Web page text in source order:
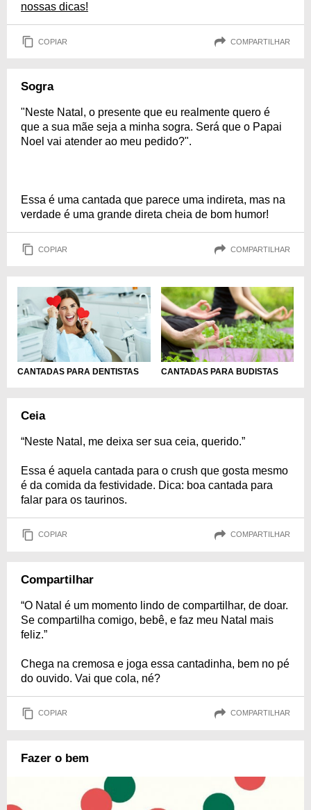
nossas dicas!
COPIAR COMPARTILHAR
Sogra
"Neste Natal, o presente que eu realmente quero é
que a sua mãe seja a minha sogra. Será que o Papai
Noel vai atender ao meu pedido?".
Essa é uma cantada que parece uma indireta, mas na
verdade é uma grande direta cheia de bom humor!
COPIAR COMPARTILHAR
CANTADAS PARA DENTISTAS CANTADAS PARA BUDISTAS
Ceia
“Neste Natal, me deixa ser sua ceia, querido.”
Essa é aquela cantada para o crush que gosta mesmo
é da comida da festividade. Dica: boa cantada para
falar para os taurinos.
COPIAR COMPARTILHAR
Compartilhar
“O Natal é um momento lindo de compartilhar, de doar.
Se compartilha comigo, bebê, e faz meu Natal mais
feliz.”
Chega na cremosa e joga essa cantadinha, bem no pé
do ouvido. Vai que cola, né?
COPIAR COMPARTILHAR
Fazer o bem